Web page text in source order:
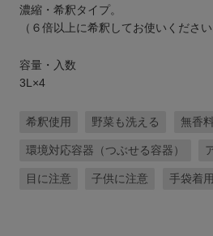
濃縮・希釈タイプ。
（６倍以上に希釈してお使いください
容量・入数
3L×4
希釈使用 野菜も洗える 無香
環境対応容器（つぶせる容器）
目に注意 子供に注意 手袋着用